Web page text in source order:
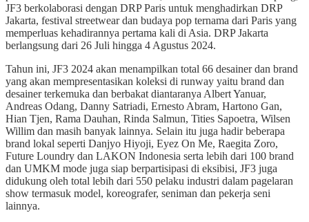
JF3 berkolaborasi dengan DRP Paris untuk menghadirkan DRP
Jakarta, festival streetwear dan budaya pop ternama dari Paris yang
memperluas kehadirannya pertama kali di Asia. DRP Jakarta
berlangsung dari 26 Juli hingga 4 Agustus 2024.
Tahun ini, JF3 2024 akan menampilkan total 66 desainer dan brand
yang akan mempresentasikan koleksi di runway yaitu brand dan
desainer terkemuka dan berbakat diantaranya Albert Yanuar,
Andreas Odang, Danny Satriadi, Ernesto Abram, Hartono Gan,
Hian Tjen, Rama Dauhan, Rinda Salmun, Tities Sapoetra, Wilsen
Willim dan masih banyak lainnya. Selain itu juga hadir beberapa
brand lokal seperti Danjyo Hiyoji, Eyez On Me, Raegita Zoro,
Future Loundry dan LAKON Indonesia serta lebih dari 100 brand
dan UMKM mode juga siap berpartisipasi di eksibisi, JF3 juga
didukung oleh total lebih dari 550 pelaku industri dalam pagelaran
show termasuk model, koreografer, seniman dan pekerja seni
lainnya.